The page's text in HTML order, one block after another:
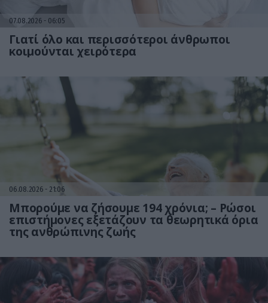
07.08.2026 06:05
Γιατί όλο και περισσότεροι άνθρωποι
κοιμούνται χειρότερα
06.08.2026 21:06
Μπορούμε να ζήσουμε 194 χρόνια; – Ρώσοι
επιστήμονες εξετάζουν τα θεωρητικά όρια
της ανθρώπινης ζωής